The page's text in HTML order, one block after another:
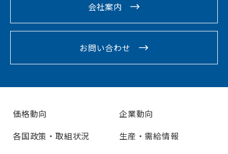
会社案内
お問い合わせ
価格動向
企業動向
各国政策・取組状況
生産・需給情報